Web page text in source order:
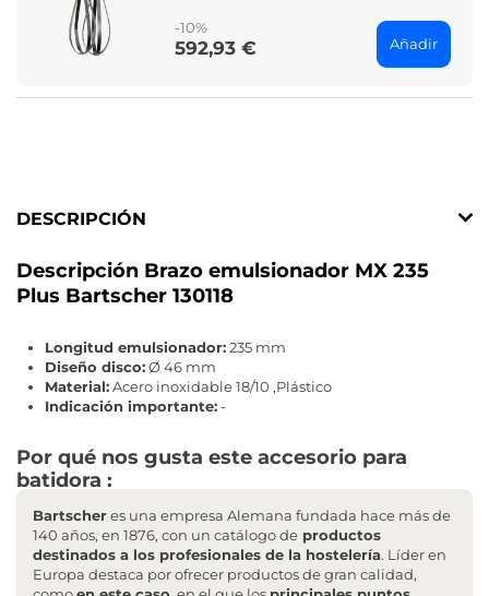
-10%
Price
592,93 € Añadir
DESCRIPCIÓN
Descripción Brazo emulsionador MX 235
Plus Bartscher 130118
Longitud emulsionador:235 mm
Diseño disco:Ø 46 mm
Material:Acero inoxidable 18/10 ,Plástico
Indicación importante:-
Por qué nos gusta este accesorio para
batidora :
Bartscheres una empresa Alemana fundada hace más de
140 años, en 1876, con un catálogo de productos
destinados a los profesionales de la hostelería. Líder en
Europa destaca por ofrecer productos de gran calidad,